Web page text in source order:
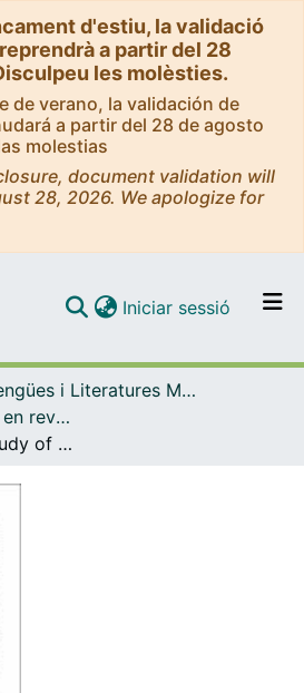
d'estiu, la validació
a partir del 28
les molèsties.
de verano, la validación de
a partir del 28 de agosto
molestias
document validation will
28, 2026. We apologize for
Navega per tot el DD
Com publicar
Iniciar sessió (current)
Llengües i Literatures Modernes i Estudis Anglesos
Articles publicats en revistes (Llengües i Literatures Modernes i Estudis Anglesos)
An exploratory study of the role of age and language learning aptitude in a short stay abroad